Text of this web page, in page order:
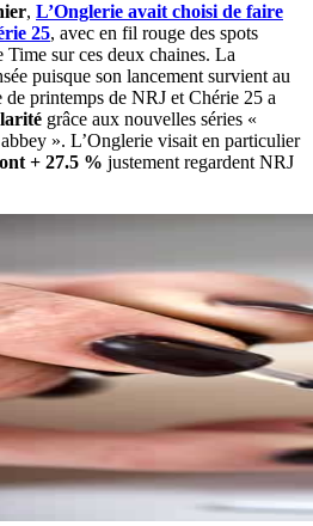
, L’Onglerie avait choisi de faire
25, avec en fil rouge des spots
sur ces deux chaines. La
puisque son lancement survient au
printemps de NRJ et Chérie 25 a
grâce aux nouvelles séries «
». L’Onglerie visait en particulier
+ 27.5 % justement regardent NRJ